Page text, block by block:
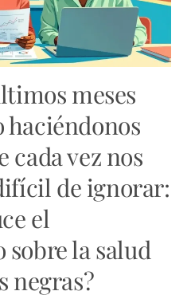
meses
haciéndonos
cada vez nos
de ignorar:
el
la salud
negras?